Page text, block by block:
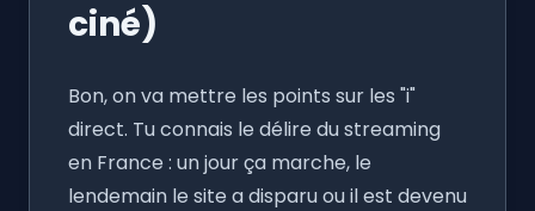
ciné)
Bon, on va mettre les points sur les "i"
direct. Tu connais le délire du streaming
en France : un jour ça marche, le
lendemain le site a disparu ou il est devenu